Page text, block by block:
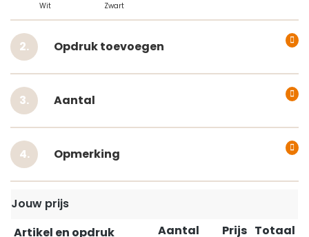
Wit Zwart
Opdruk toevoegen
Aantal
Opmerking
Jouw prijs
Artikel en opdruk
Aantal Prijs Totaal